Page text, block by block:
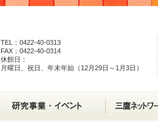
TEL：0422-40-0313
FAX：0422-40-0314
休館日：
月曜日、祝日、年末年始（12月29日～1月3日）